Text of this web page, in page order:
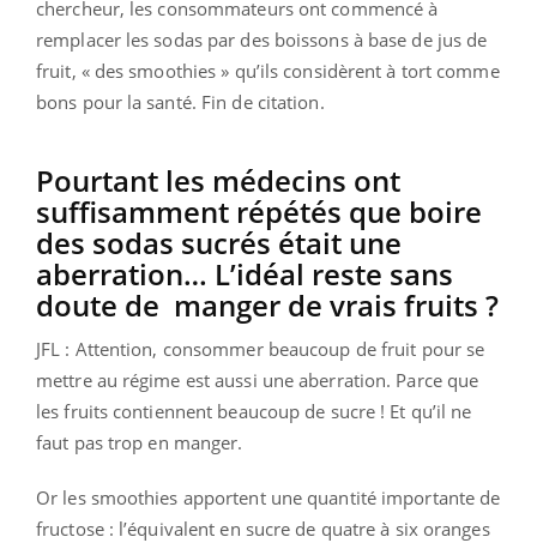
chercheur, les consommateurs ont commencé à
remplacer les sodas par des boissons à base de jus de
fruit, « des smoothies » qu’ils considèrent à tort comme
bons pour la santé. Fin de citation.
Pourtant les médecins ont
suffisamment répétés que boire
des sodas sucrés était une
aberration… L’idéal reste sans
doute de manger de vrais fruits ?
JFL : Attention, consommer beaucoup de fruit pour se
mettre au régime est aussi une aberration. Parce que
les fruits contiennent beaucoup de sucre ! Et qu’il ne
faut pas trop en manger.
Or les smoothies apportent une quantité importante de
fructose : l’équivalent en sucre de quatre à six oranges